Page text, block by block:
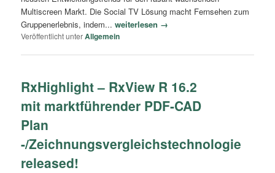
Multiscreen Markt. Die Social TV Lösung macht Fernsehen zum
Gruppenerlebnis, indem...weiterlesen →
Veröffentlicht unterAllgemein
RxHighlight – RxView R 16.2
mit marktführender PDF-CAD
Plan
-/Zeichnungsvergleichstechnologie
released!